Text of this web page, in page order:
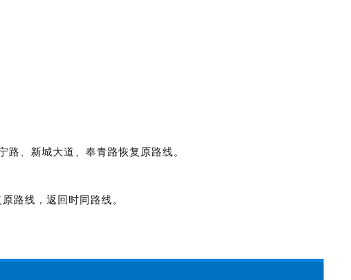
、新城大道、奉青路恢复原路线。
路线，返回时同路线。